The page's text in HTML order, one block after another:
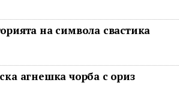
на символа свастика
агнешка чорба с ориз